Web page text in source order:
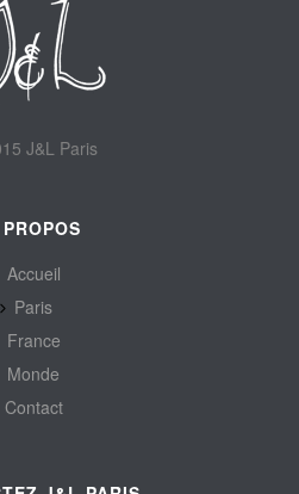
J&L Paris
Accueil
Paris
France
Monde
Contact